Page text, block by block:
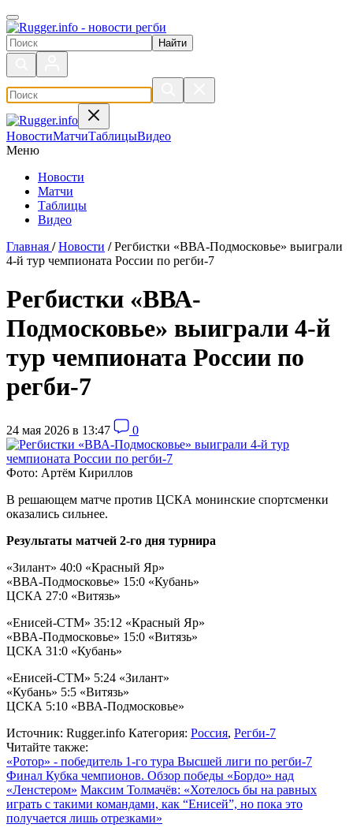
Поиск по сайту
НовостиМатчиТаблицыВидео
Меню
Новости
Матчи
Таблицы
Видео
Главная / Новости / Регбистки «ВВА-Подмосковье» выиграли
4-й тур чемпионата России по регби-7
Регбистки «ВВА-
Подмосковье» выиграли 4-й
тур чемпионата России по
регби-7
24 мая 2026 в 13:47 0
Фото: Артём Кириллов
В решающем матче против ЦСКА монинские спортсменки
оказались сильнее.
Результаты матчей 2-го дня турнира
«Зилант» 40:0 «Красный Яр»
«ВВА-Подмосковье» 15:0 «Кубань»
ЦСКА 27:0 «Витязь»
«Енисей-СТМ» 35:12 «Красный Яр»
«ВВА-Подмосковье» 15:0 «Витязь»
ЦСКА 31:0 «Кубань»
«Енисей-СТМ» 5:24 «Зилант»
«Кубань» 5:5 «Витязь»
ЦСКА 5:10 «ВВА-Подмосковье»
Источник: Rugger.info Категория: Россия, Регби-7
Читайте также:
«Ротор» - победитель 1-го тура Высшей лиги по регби-7
Финал Кубка чемпионов. Обзор победы «Бордо» над
«Ленстером» Максим Толмачёв: «Хотелось бы на равных
играть с такими командами, как “Енисей”, но пока это
получается лишь отрезками»